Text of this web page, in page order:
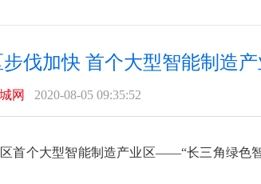
伐加快 首个大型智能制造
网 2020-08-05 09:35:52
首个大型智能制造产业区——“长三角绿色